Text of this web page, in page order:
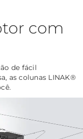
com
de fácil
as colunas LINAK®